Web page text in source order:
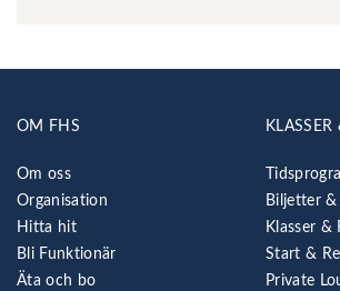
OM FHS
Om oss
Organisation
Hitta hit
Bli Funktionär
Äta och bo
KLASSER
Biljetter &
Klasser &
Start &
Private